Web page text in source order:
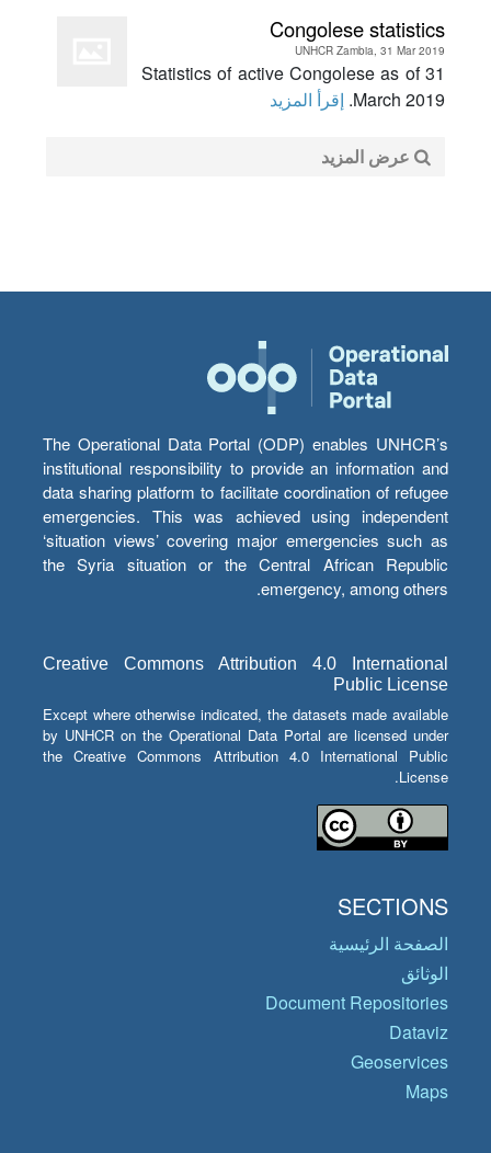
Congolese statistics
UNHCR Zambia, 31 Mar 2019
Statistics of active Congolese as of 31
March 2019. إقرأ المزيد
عرض المزيد
The Operational Data Portal (ODP) enables UNHCR’s
institutional responsibility to provide an information and
data sharing platform to facilitate coordination of refugee
emergencies. This was achieved using independent
‘situation views’ covering major emergencies such as
the Syria situation or the Central African Republic
emergency, among others.
Creative Commons Attribution 4.0 International
Public License
Except where otherwise indicated, the datasets made available
by UNHCR on the Operational Data Portal are licensed under
the Creative Commons Attribution 4.0 International Public
License.
SECTIONS
الصفحة الرئيسية
الوثائق
Document Repositories
Dataviz
Geoservices
Maps